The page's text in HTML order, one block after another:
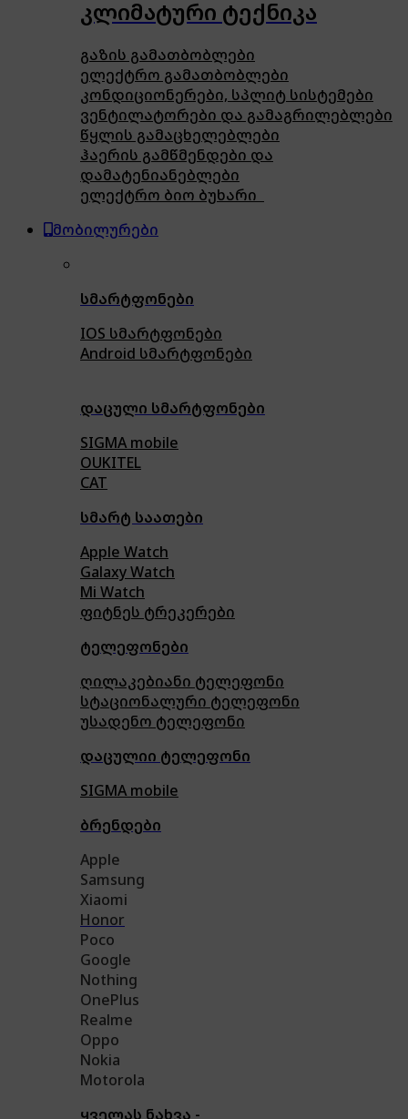
კლიმატური ტექნიკა
გაზის გამათბობლები
ელექტრო გამათბობლები
კონდიციონერები, სპლიტ სისტემები
ვენტილატორები და გამაგრილებლები
წყლის გამაცხელებლები
ჰაერის გამწმენდები და
დამატენიანებლები
ელექტრო ბიო ბუხარი
მობილურები
სმარტფონები
IOS სმარტფონები
Android სმარტფონები
დაცული სმარტფონები
SIGMA mobile
OUKITEL
CAT
სმარტ საათები
Apple Watch
Galaxy Watch
Mi Watch
ფიტნეს ტრეკერები
ტელეფონები
ღილაკებიანი ტელეფონი
სტაციონალური ტელეფონი
უსადენო ტელეფონი
დაცულიი ტელეფონი
SIGMA mobile
ბრენდები
Apple
Samsung
Xiaomi
Honor
Poco
Google
Nothing
OnePlus
Realme
Oppo
Nokia
Motorola
ყველას ნახვა -